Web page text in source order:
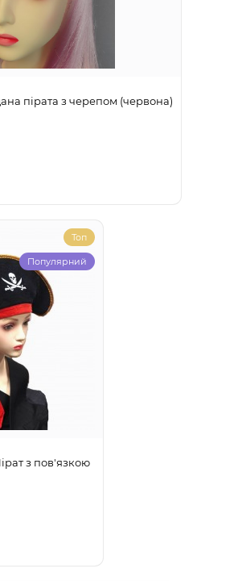
пірата з черепом (червона)
Топ
Популярний
з пов'язкою